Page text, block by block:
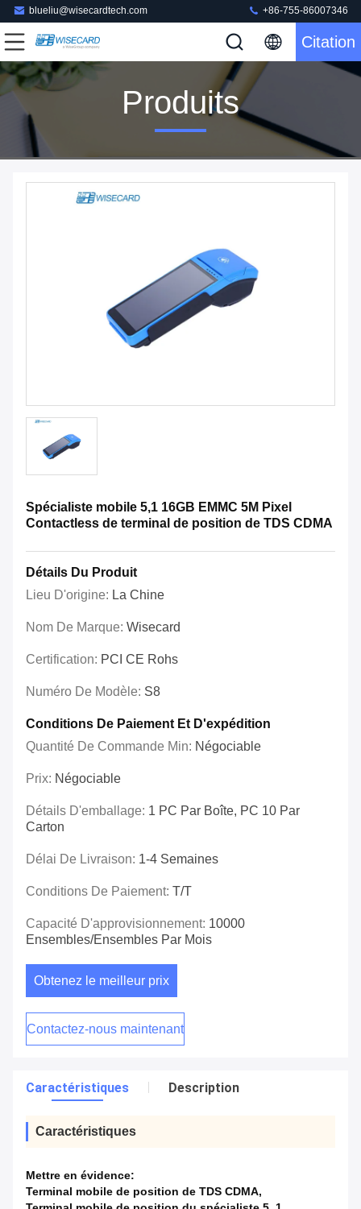
blueliu@wisecardtech.com +86-755-86007346
Citation
Produits
Spécialiste mobile 5,1 16GB EMMC 5M Pixel
Contactless de terminal de position de TDS CDMA
Détails Du Produit
Lieu D'origine: La Chine
Nom De Marque: Wisecard
Certification: PCI CE Rohs
Numéro De Modèle: S8
Conditions De Paiement Et D'expédition
Quantité De Commande Min: Négociable
Prix: Négociable
Détails D'emballage: 1 PC Par Boîte, PC 10 Par
Carton
Délai De Livraison: 1-4 Semaines
Conditions De Paiement: T/T
Capacité D'approvisionnement: 10000
Ensembles/ensembles Par Mois
Obtenez le meilleur prix
Contactez-nous maintenant
Caractéristiques Description
Caractéristiques
Mettre en évidence:
Terminal mobile de position de TDS CDMA,